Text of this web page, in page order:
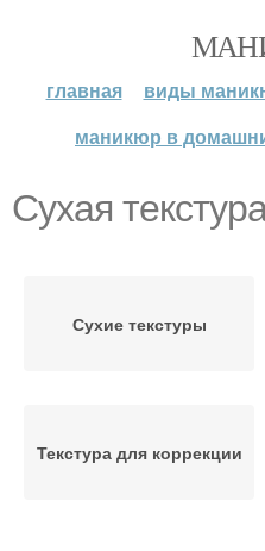
главная виды
маникюр в
Сухая
Сухие текстуры
Текстура для коррекции